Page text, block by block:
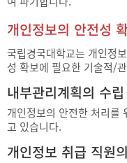
개인정보의 안전성
국립경국대학교는 개인정
성 확보에 필요한 기술적/
내부관리계획의 수
개인정보의 안전한 처리를
고 있습니다.
개인정보 취급 직원